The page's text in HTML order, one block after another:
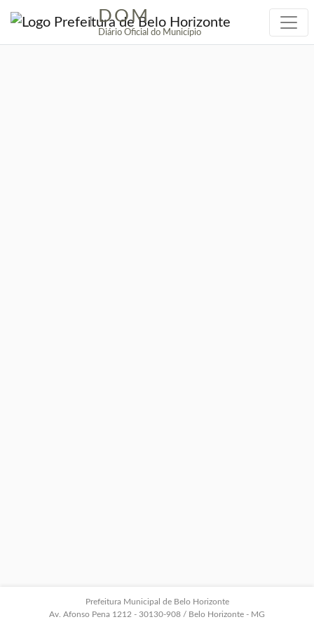
| DOM
Diário Oficial do Município
Prefeitura Municipal de Belo Horizonte
Av. Afonso Pena 1212 - 30130-908 / Belo Horizonte - MG